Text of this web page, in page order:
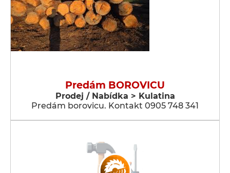
Predám BOROVICU
Prodej / Nabídka > Kulatina
Predám borovicu. Kontakt 0905 748 341